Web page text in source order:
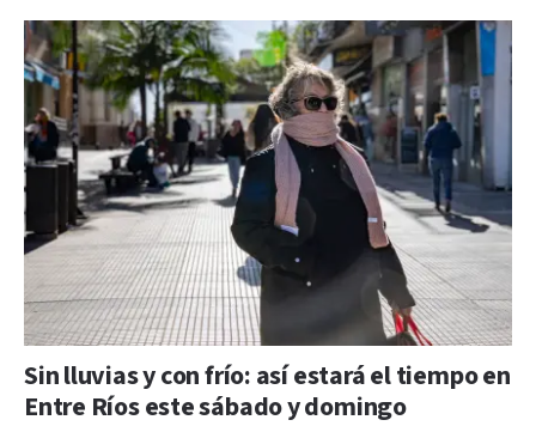
Sin lluvias y con frío: así estará el tiempo en
Entre Ríos este sábado y domingo